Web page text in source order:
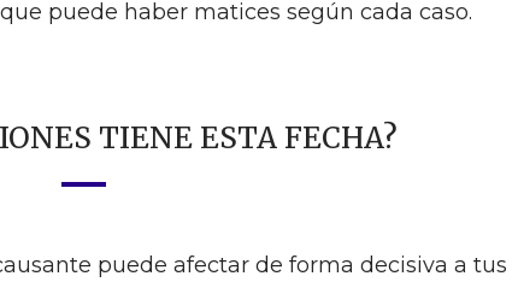
puede haber matices según cada caso.
TIENE ESTA FECHA?
puede afectar de forma decisiva a tus